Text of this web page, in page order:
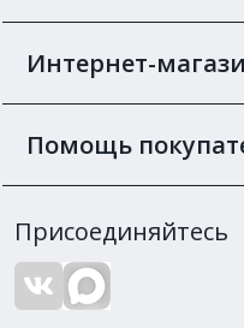
Интернет-
Помощь
Присоединяйтесь